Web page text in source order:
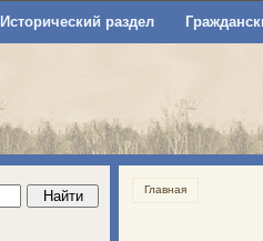
Исторический раздел
Главная